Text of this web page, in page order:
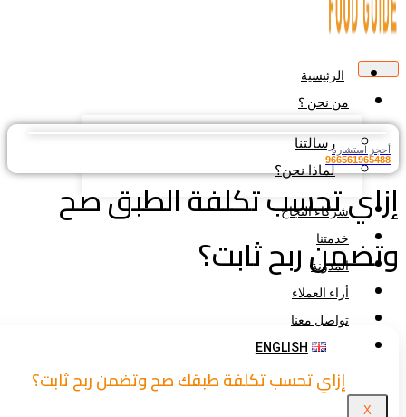
الرئيسية
من نحن ؟
رسالتنا
لماذا نحن؟
شركاء النجاح
خدمتنا
المدونة
أراء العملاء
تواصل معنا
ENGLISH
استشارة
تحسب تكلفة الطبق صح
ربح ثابت؟
إزاي تحسب تكلفة طبقك صح وتضمن ربح ثابت؟